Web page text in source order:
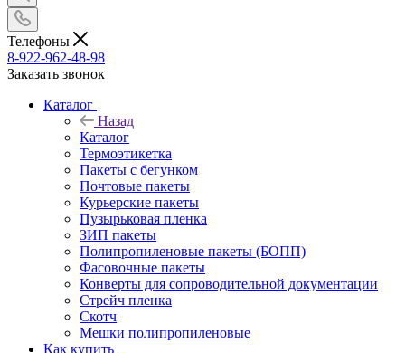
Телефоны
8-922-962-48-98
Заказать звонок
Каталог
Назад
Каталог
Термоэтикетка
Пакеты с бегунком
Почтовые пакеты
Курьерские пакеты
Пузырьковая пленка
ЗИП пакеты
Полипропиленовые пакеты (БОПП)
Фасовочные пакеты
Конверты для сопроводительной документации
Стрейч пленка
Скотч
Мешки полипропиленовые
Как купить